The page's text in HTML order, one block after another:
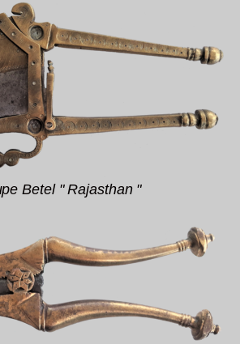
Betel " Rajasthan "